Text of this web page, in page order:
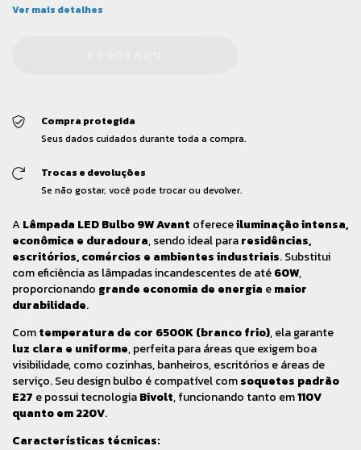
Ver mais detalhes
Compra protegida
Seus dados cuidados durante toda a compra.
Trocas e devoluções
Se não gostar, você pode trocar ou devolver.
A Lâmpada LED Bulbo 9W Avant ofereceiluminação intensa,
econômica e duradoura, sendo ideal pararesidências,
escritórios, comércios e ambientes industriais. Substitui
com eficiência as lâmpadas incandescentes de até60W,
proporcionando grande economia de energia emaior
durabilidade.
Comtemperatura de cor 6500K (branco frio), ela garante
luz clara e uniforme, perfeita para áreas que exigem boa
visibilidade, como cozinhas, banheiros, escritórios e áreas de
serviço. Seu design bulbo é compatível comsoquetes padrão
E27 e possui tecnologiaBivolt, funcionando tanto em110V
quanto em 220V.
Características técnicas: